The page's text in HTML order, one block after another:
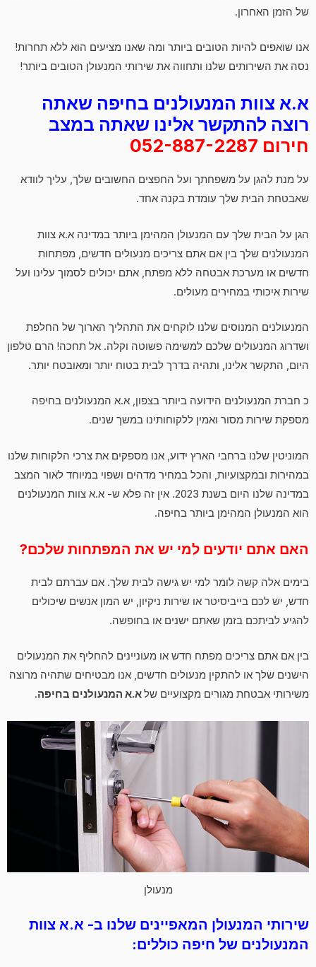
של הזמן האחרון.
אנו שואפים להיות הטובים ביותר ומה שאנו מציעים הוא ללא תחרות!
נסה את השירותים שלנו ותחווה את שירותי המנעולן הטובים ביותר!
א.א צוות המנעולנים בחיפה שאתה
רוצה להתקשר אלינו שאתה במצב
חירום 052-887-2287
על מנת להגן על משפחתך ועל החפצים החשובים שלך, עליך לוודא
שאבטחת הבית שלך עומדת בקנה אחד.
הגן על הבית שלך עם המנעולן המהימן ביותר במדינה א.א צוות
המנעולנים שלך בין אם אתם צריכים מנעולים חדשים, מפתחות
חדשים או מערכת אבטחה ללא מפתח, אתם יכולים לסמוך עלינו ועל
שירות איכותי במחירים מעולים.
המנעולנים המנוסים שלנו לוקחים את התהליך הארוך של החלפת
ושדרוג המנעולים שלכם למשימה פשוטה וקלה. אל תחכה! הרם טלפון
היום, התקשר אלינו, ותהיה בדרך לבית בטוח יותר ומאובטח יותר.
כ חברת המנעולנים הידועה ביותר בצפון, א.א המנעולנים בחיפה
מספקת שירות מסור ואמין ללקוחותינו במשך שנים.
המוניטין שלנו ברחבי הארץ ידוע, אנו מספקים את צרכי הלקוחות שלנו
במהירות ובמקצועיות, והכל במחיר מדהים ושפוי במיוחד לאור המצב
במדינה שלנו היום בשנת 2023. אין זה פלא ש- א.א צוות המנעולנים
הוא המנעולן המהימן ביותר בחיפה.
האם אתם יודעים למי יש את המפתחות שלכם?
בימים אלה קשה לומר למי יש גישה לבית שלך. אם עברתם לבית
חדש, יש לכם בייביסיטר או שירות ניקיון, יש המון אנשים שיכולים
להגיע לביתכם בזמן שאתם ישנים או בחופשה.
בין אם אתם צריכים מפתח חדש או מעוניינים להחליף את המנעולים
הישנים שלך או להתקין מנעולים חדשים, אנו מבטיחים שתהיה מרוצה
משירותי אבטחת מגורים מקצועיים שלא.א המנעולנים בחיפה.
מנעולן
שירותי המנעולן המאפיינים שלנו ב- א.א צוות
המנעולנים של חיפה כוללים: